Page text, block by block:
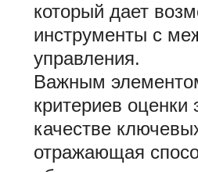
который дает
инструменты с
управления.
Важным
критериев
качестве
отражающая